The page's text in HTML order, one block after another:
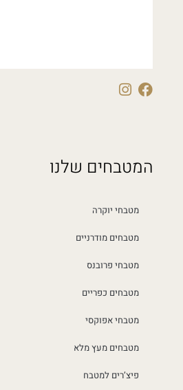
המטבחים שלנו
מטבחי יוקרה
מטבחים מודרניים
מטבחי פרובנס
מטבחים כפריים
מטבחי אפוקסי
מטבחים מעץ מלא
פיצ’רים למטבח